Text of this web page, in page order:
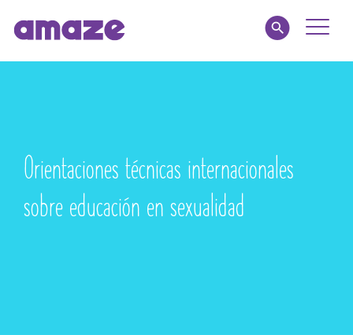
Toggle
amaze jr.
Acerca de
Orientaciones técnicas internacionales
sobre educación en sexualidad